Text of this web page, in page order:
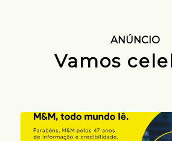
ANÚNCIO
Vamos